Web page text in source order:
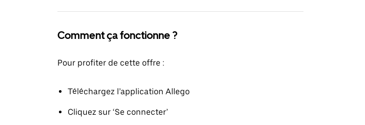
Comment ça fonctionne ?
Pour profiter de cette offre :
Téléchargez l’application Allego
Cliquez sur ‘Se connecter’